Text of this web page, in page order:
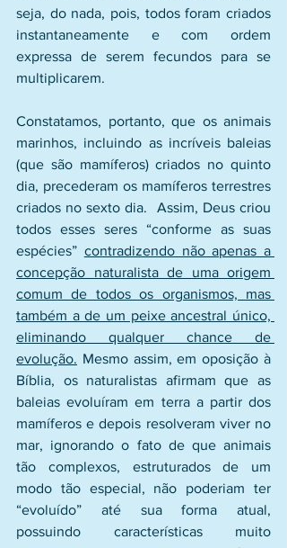
seja, do nada, pois, todos foram criados
instantaneamente e com ordem
expressa de serem fecundos para se
multiplicarem.
Constatamos, portanto, que os animais
marinhos, incluindo as incríveis baleias
(que são mamíferos) criados no quinto
dia, precederam os mamíferos terrestres
criados no sexto dia.  Assim, Deus criou
todos esses seres “conforme as suas
espécies” contradizendo não apenas a
concepção naturalista de uma origem
comum de todos os organismos, mas
também a de um peixe ancestral único,
eliminando qualquer chance de
evolução. Mesmo assim, em oposição à
Bíblia, os naturalistas afirmam que as
baleias evoluíram em terra a partir dos
mamíferos e depois resolveram viver no
mar, ignorando o fato de que animais
tão complexos, estruturados de um
modo tão especial, não poderiam ter
“evoluído” até sua forma atual,
possuindo características muito